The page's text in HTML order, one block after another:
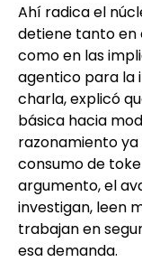
Ahí radica el
detiene tanto en
como en las
agentico para la
charla, explicó
básica hacia
razonamiento
consumo de
argumento, el
investigan, leen
trabajan en
esa demanda.